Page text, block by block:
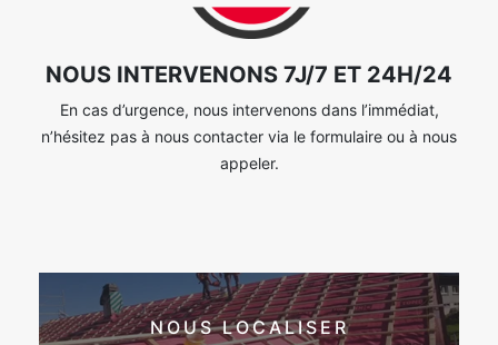
NOUS INTERVENONS 7J/7 ET 24H/24
En cas d’urgence, nous intervenons dans l’immédiat,
n’hésitez pas à nous contacter via le formulaire ou à nous
appeler.
NOUS LOCALISER